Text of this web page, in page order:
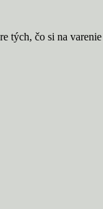
tých, čo si na